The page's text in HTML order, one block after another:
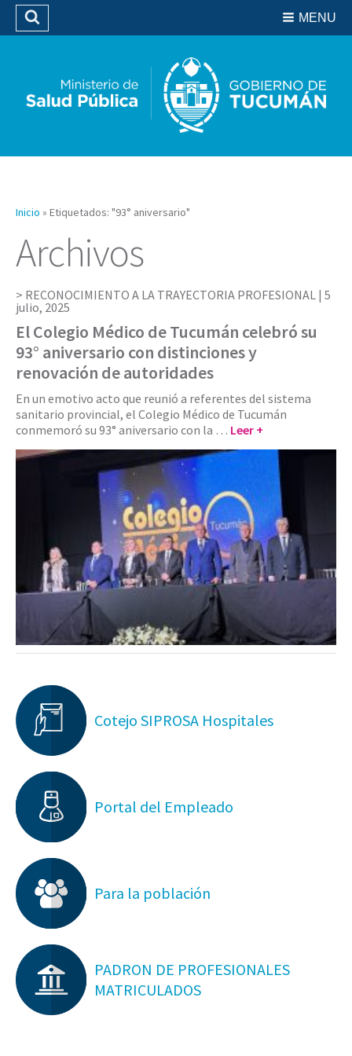
Biblioteca
MENU
Buscar
Inicio » Etiquetados: "93° aniversario"
Archivos
RECONOCIMIENTO A LA TRAYECTORIA PROFESIONAL | 5
julio, 2025
El Colegio Médico de Tucumán celebró su
93° aniversario con distinciones y
renovación de autoridades
En un emotivo acto que reunió a referentes del sistema
sanitario provincial, el Colegio Médico de Tucumán
conmemoró su 93° aniversario con la … Leer +
Cotejo SIPROSA Hospitales
Portal del Empleado
Para la población
PADRON DE PROFESIONALES
MATRICULADOS